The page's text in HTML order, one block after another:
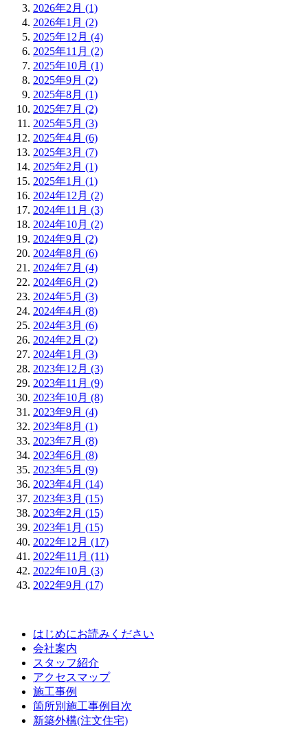
2026年2月 (1)
2026年1月 (2)
2025年12月 (4)
2025年11月 (2)
2025年10月 (1)
2025年9月 (2)
2025年8月 (1)
2025年7月 (2)
2025年5月 (3)
2025年4月 (6)
2025年3月 (7)
2025年2月 (1)
2025年1月 (1)
2024年12月 (2)
2024年11月 (3)
2024年10月 (2)
2024年9月 (2)
2024年8月 (6)
2024年7月 (4)
2024年6月 (2)
2024年5月 (3)
2024年4月 (8)
2024年3月 (6)
2024年2月 (2)
2024年1月 (3)
2023年12月 (3)
2023年11月 (9)
2023年10月 (8)
2023年9月 (4)
2023年8月 (1)
2023年7月 (8)
2023年6月 (8)
2023年5月 (9)
2023年4月 (14)
2023年3月 (15)
2023年2月 (15)
2023年1月 (15)
2022年12月 (17)
2022年11月 (11)
2022年10月 (3)
2022年9月 (17)
はじめにお読みください
会社案内
スタッフ紹介
アクセスマップ
施工事例
箇所別施工事例目次
新築外構(注文住宅)